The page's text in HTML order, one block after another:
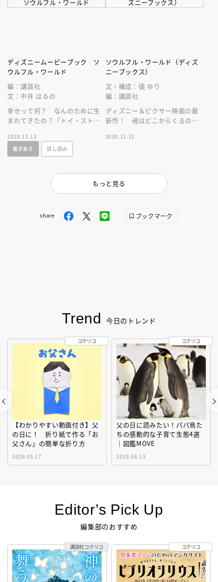
ディズニームービーブック ソ
ウルフル・ワールド
編：講談社
文：中井 はるの
幸せって何？ なんのために生
まれてきたの？『トイ・ストー
の『自分さがし』物語。
2020.11.13
電子あり
試し読み
ソウルフル・ワールド（ディズ
ニーブックス）
文・構成：俵 ゆり
編：講談社
ディズニー＆ピクサー映画の最
新作！ 魂はどこからくるの？
まる感動ストーリー！
2020.11.12
もっと見る
share ブックマーク
Trend 今日のトレンド
【わかりやすい動画付き】父
の日に！ 折り紙で作る「お
父さん」の簡単な折り方
2026.05.17
コクリコ
父の日に読みたい！パパ鳥た
ちの感動的な子育て生態4選
｜図鑑MOVE
2025.06.13
コクリコ
Editor’s Pick Up
編集部のおすすめ
講談社コクリコ コクリコ